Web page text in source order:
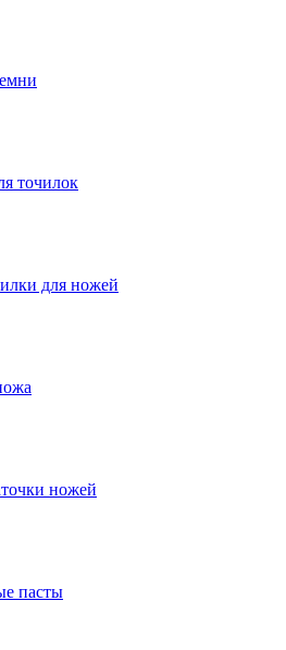
точилок
для ножей
ножей
пасты